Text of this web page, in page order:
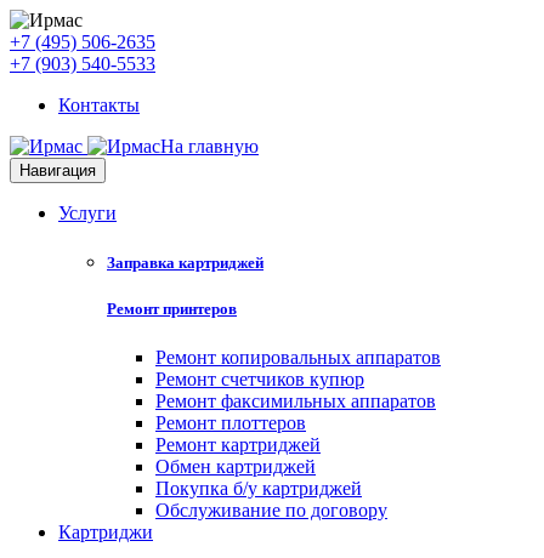
+7 (495) 506-2635
+7 (903) 540-5533
Контакты
На главную
Навигация
Услуги
Заправка картриджей
Ремонт принтеров
Ремонт копировальных аппаратов
Ремонт счетчиков купюр
Ремонт факсимильных аппаратов
Ремонт плоттеров
Ремонт картриджей
Обмен картриджей
Покупка б/у картриджей
Обслуживание по договору
Картриджи